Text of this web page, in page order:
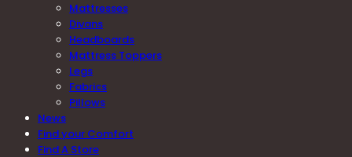
Mattresses
Divans
Headboards
Mattress Toppers
Legs
Fabrics
Pillows
News
Find your Comfort
Find A Store